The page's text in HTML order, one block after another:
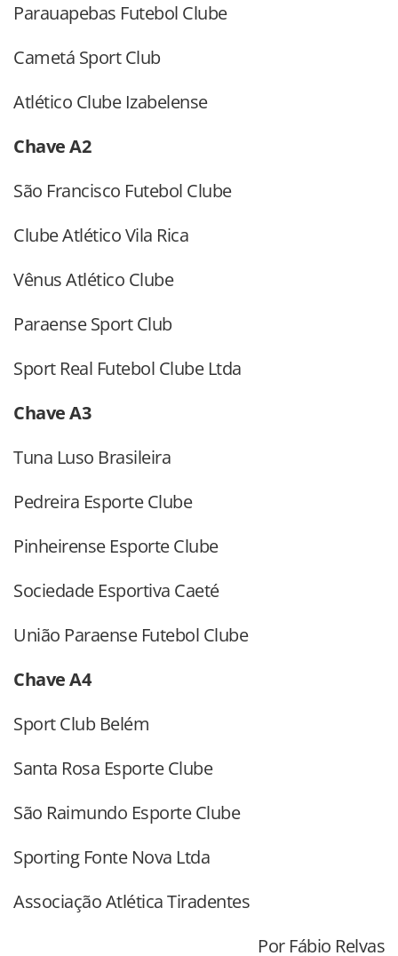
Parauapebas Futebol Clube
Cametá Sport Club
Atlético Clube Izabelense
Chave A2
São Francisco Futebol Clube
Clube Atlético Vila Rica
Vênus Atlético Clube
Paraense Sport Club
Sport Real Futebol Clube Ltda
Chave A3
Tuna Luso Brasileira
Pedreira Esporte Clube
Pinheirense Esporte Clube
Sociedade Esportiva Caeté
União Paraense Futebol Clube
Chave A4
Sport Club Belém
Santa Rosa Esporte Clube
São Raimundo Esporte Clube
Sporting Fonte Nova Ltda
Associação Atlética Tiradentes
Por Fábio Relvas